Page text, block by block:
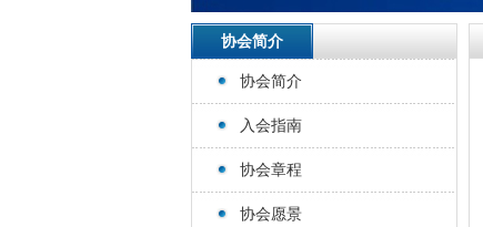
协会简介
协会简介
入会指南
协会章程
协会愿景